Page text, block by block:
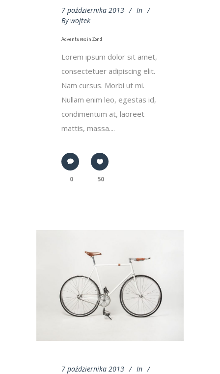
7 października 2013
In
By wojtek
Adventures in Zond
Lorem ipsum dolor sit amet,
consectetuer adipiscing elit.
Nam cursus. Morbi ut mi.
Nullam enim leo, egestas id,
condimentum at, laoreet
mattis, massa....
0 50
7 października 2013
In